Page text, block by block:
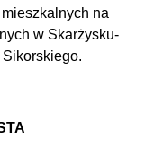
na
w Skarżysku-